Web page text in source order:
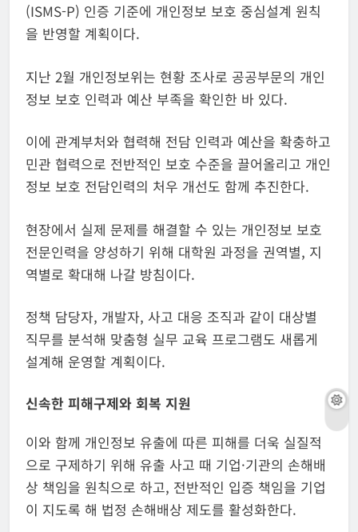
(ISMS-P) 인증 기준에 개인정보 보호 중심설계 원칙
을 반영할 계획이다.
지난 2월 개인정보위는 현황 조사로 공공부문의 개인
정보 보호 인력과 예산 부족을 확인한 바 있다.
이에 관계부처와 협력해 전담 인력과 예산을 확충하고
민관 협력으로 전반적인 보호 수준을 끌어올리고 개인
정보 보호 전담인력의 처우 개선도 함께 추진한다.
현장에서 실제 문제를 해결할 수 있는 개인정보 보호
전문인력을 양성하기 위해 대학원 과정을 권역별, 지
역별로 확대해 나갈 방침이다.
정책 담당자, 개발자, 사고 대응 조직과 같이 대상별
직무를 분석해 맞춤형 실무 교육 프로그램도 새롭게
설계해 운영할 계획이다.
신속한 피해구제와 회복 지원
이와 함께 개인정보 유출에 따른 피해를 더욱 실질적
으로 구제하기 위해 유출 사고 때 기업·기관의 손해배
상 책임을 원칙으로 하고, 전반적인 입증 책임을 기업
이 지도록 해 법정 손해배상 제도를 활성화한다.